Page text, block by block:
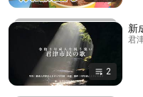
2
新
君